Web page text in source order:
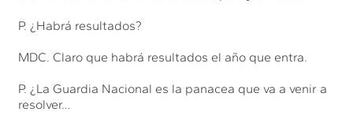
P. ¿Habrá resultados?
MDC. Claro que habrá resultados el año que entra.
P. ¿La Guardia Nacional es la panacea que va a venir a
resolver…